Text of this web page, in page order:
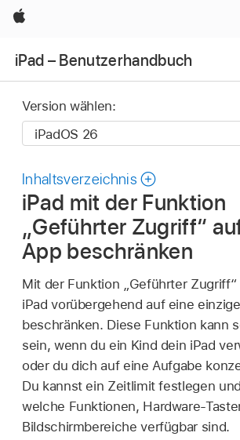
Apple
iPad – Benutzerhandbuch
Version wählen:
Inhaltsverzeichnis
iPad mit der Funktion
„Geführter Zugriff“
App beschränken
Mit der Funktion „Geführter
iPad vorübergehend auf eine
beschränken. Diese Funktion kann
sein, wenn du ein Kind dein iPad
oder du dich auf eine Aufgabe
Du kannst ein Zeitlimit festlegen
welche Funktionen, Hardware-
Bildschirmbereiche verfügbar sind.